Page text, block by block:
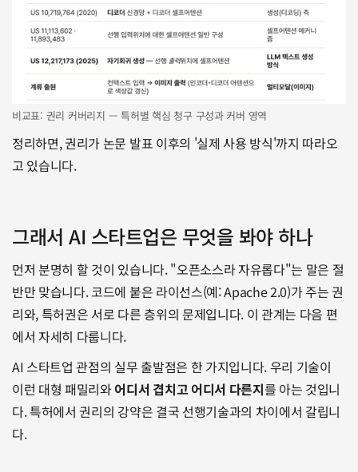
비교표: 권리 커버리지 — 특허별 핵심 청구 구성과 커버 영역
정리하면, 권리가 논문 발표 이후의 '실제 사용 방식'까지 따라오
고 있습니다.
그래서 AI 스타트업은 무엇을 봐야 하나
먼저 분명히 할 것이 있습니다. "오픈소스라 자유롭다"는 말은 절
반만 맞습니다. 코드에 붙은 라이선스(예: Apache 2.0)가 주는 권
리와, 특허권은 서로 다른 층위의 문제입니다. 이 관계는 다음 편
에서 자세히 다룹니다.
AI 스타트업 관점의 실무 출발점은 한 가지입니다. 우리 기술이
이런 대형 패밀리와 어디서 겹치고 어디서 다른지를 아는 것입니
다. 특허에서 권리의 강약은 결국 선행기술과의 차이에서 갈립니
다.